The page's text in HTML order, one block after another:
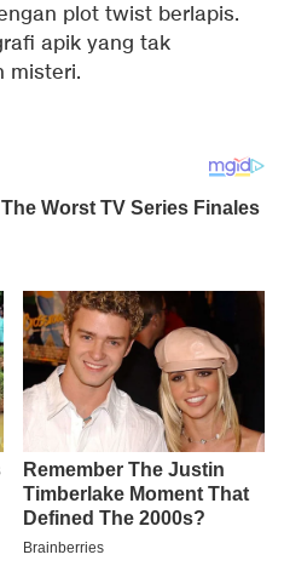
plot twist berlapis.
apik yang tak
misteri.